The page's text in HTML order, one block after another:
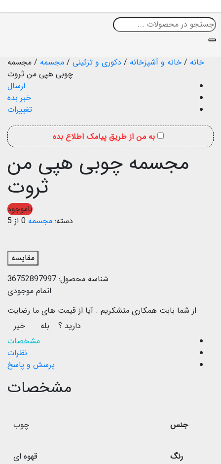
خانه / خانه و آشپزخانه / دکوری و تزئینی / مجسمه / مجسمه
چوبی هپی من ثروت
ارسال
خبر بده
تغییرات
به من از طریق پیامک اطلاع بده
مجسمه چوبی هپی من
ثروت
ناموجود
دسته: مجسمه 0 از 5
مقایسه
شناسه محصول: 36752897997
اتمام موجودی
از شما بابت همکاری متشکریم . آیا از قیمت های ما رضایت
دارید ؟
بله
خیر
مشخصات
نظرات
پرسش و پاسخ
مشخصات
جنس چوب
رنگ
قهوه ای